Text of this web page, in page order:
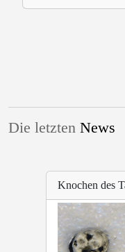
Die letzten News
Knochen des